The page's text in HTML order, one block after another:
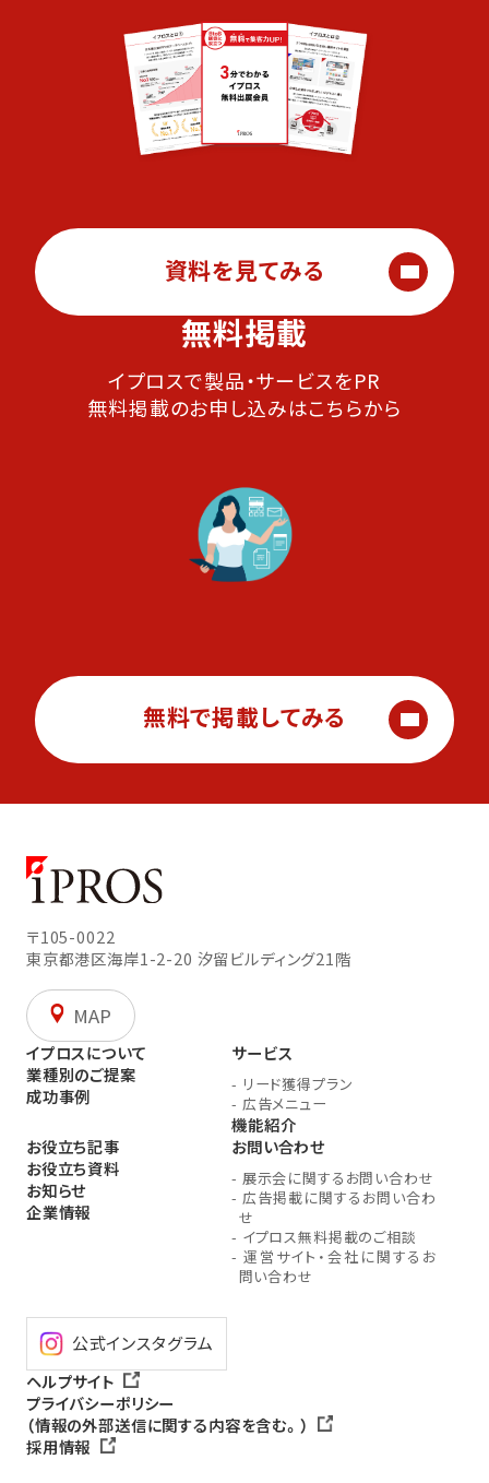
資料を見てみる
無料掲載
イプロスで製品・サービスをPR
無料掲載のお申し込みはこちらから
無料で掲載してみる
〒105-0022
東京都港区海岸1-2-20 汐留ビルディング21階
MAP
イプロスについて
業種別のご提案
成功事例
サービス
- リード獲得プラン
- 広告メニュー
機能紹介
お役立ち記事
お役立ち資料
お知らせ
企業情報
お問い合わせ
- 展示会に関するお問い合わせ
- 広告掲載に関するお問い合わ
せ
- イプロス無料掲載のご相談
- 運営サイト・会社に関するお
問い合わせ
公式インスタグラム
ヘルプサイト
プライバシーポリシー
（情報の外部送信に関する内容を含む。）
採用情報